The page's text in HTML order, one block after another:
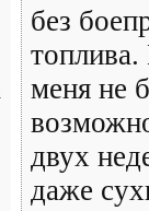
без
меня не
двух
даже